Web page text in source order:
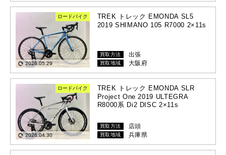
ロードバイク
2026.05.29
TREK トレック EMONDA SL5
2019 SHIMANO 105 R7000 2×11s
買取方法 出張
買取地域 大阪府
ロードバイク
2026.04.30
TREK トレック EMONDA SLR
Project One 2019 ULTEGRA
R8000系 Di2 DISC 2×11s
買取方法 店頭
買取地域 兵庫県